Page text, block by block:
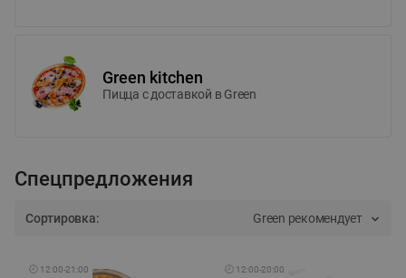
Green kitchen
Пицца c доставкой в Green
Спецпредложения
Сортировка: Green рекомендует
🕘 12:00-21:00 🕘 12:00-20:00